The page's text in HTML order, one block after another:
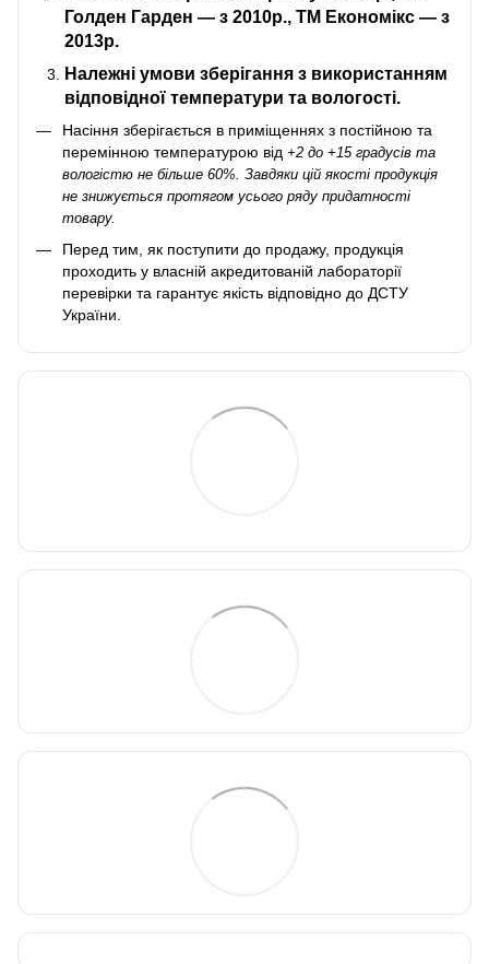
Голден Гарден — з 2010р., ТМ Економікс — з
2013р.
Належні умови зберігання з використанням
відповідної температури та вологості.
Насіння зберігається в приміщеннях з постійною та
перемінною температурою від +2 до +15 градусів та
вологістю не більше 60%. Завдяки цій якості продукція
не знижується протягом усього ряду придатності
товару.
Перед тим, як поступити до продажу, продукція
проходить у власній акредитованій лабораторії
перевірки та гарантує якість відповідно до ДСТУ
України.